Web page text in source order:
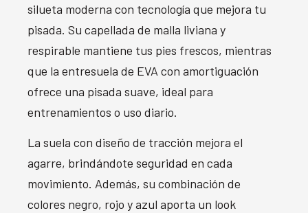
silueta moderna con tecnología que mejora tu
pisada. Su capellada de malla liviana y
respirable mantiene tus pies frescos, mientras
que la entresuela de EVA con amortiguación
ofrece una pisada suave, ideal para
entrenamientos o uso diario.
La suela con diseño de tracción mejora el
agarre, brindándote seguridad en cada
movimiento. Además, su combinación de
colores negro, rojo y azul aporta un look